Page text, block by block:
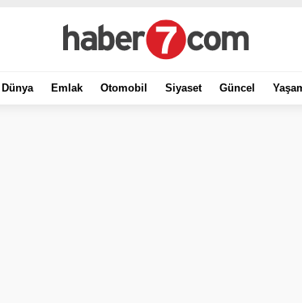
Dünya Emlak Otomobil Siyaset Güncel